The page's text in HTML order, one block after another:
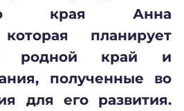
края Анна
планирует
родной край и
полученные во
для его развития.